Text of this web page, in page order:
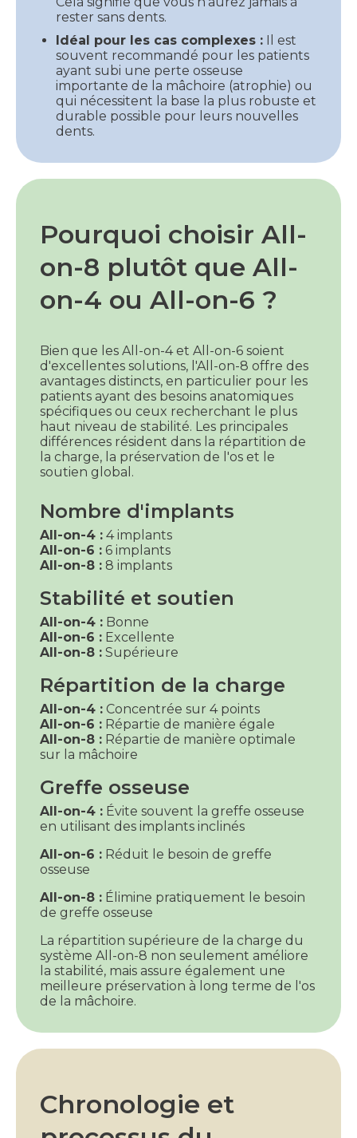
rester sans dents.
Idéal pour les cas complexes : Il est
souvent recommandé pour les patients
ayant subi une perte osseuse
importante de la mâchoire (atrophie) ou
qui nécessitent la base la plus robuste et
durable possible pour leurs nouvelles
dents.
Pourquoi choisir All-
on-8 plutôt que All-
on-4 ou All-on-6 ?
Bien que les All-on-4 et All-on-6 soient
d'excellentes solutions, l'All-on-8 offre des
avantages distincts, en particulier pour les
patients ayant des besoins anatomiques
spécifiques ou ceux recherchant le plus
haut niveau de stabilité. Les principales
différences résident dans la répartition de
la charge, la préservation de l'os et le
soutien global.
Nombre d'implants
All-on-4 : 4 implants
All-on-6 : 6 implants
All-on-8 : 8 implants
Stabilité et soutien
All-on-4 : Bonne
All-on-6 : Excellente
All-on-8 : Supérieure
Répartition de la charge
All-on-4 : Concentrée sur 4 points
All-on-6 : Répartie de manière égale
All-on-8 : Répartie de manière optimale
sur la mâchoire
Greffe osseuse
All-on-4 : Évite souvent la greffe osseuse
en utilisant des implants inclinés
All-on-6 : Réduit le besoin de greffe
osseuse
All-on-8 : Élimine pratiquement le besoin
de greffe osseuse
La répartition supérieure de la charge du
système All-on-8 non seulement améliore
la stabilité, mais assure également une
meilleure préservation à long terme de l'os
de la mâchoire.
Chronologie et